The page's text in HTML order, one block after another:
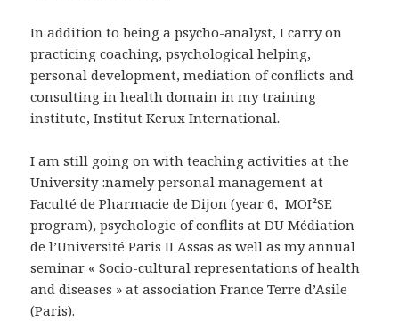
In addition to being a psycho-analyst, I carry on
practicing coaching, psychological helping,
personal development, mediation of conflicts and
consulting in health domain in my training
institute, Institut Kerux International.
I am still going on with teaching activities at the
University :namely personal management at
Faculté de Pharmacie de Dijon (year 6, MOI²SE
program), psychologie of conflits at DU Médiation
de l’Université Paris II Assas as well as my annual
seminar « Socio-cultural representations of health
and diseases » at association France Terre d’Asile
(Paris).